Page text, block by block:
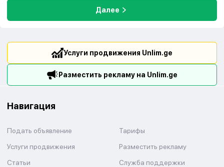
Далее
Услуги продвижения Unlim.ge
Разместить рекламу на Unlim.ge
Навигация
Подать объявление
Тарифы
Услуги продвижения
Разместить рекламу
Статьи
Служба поддержки